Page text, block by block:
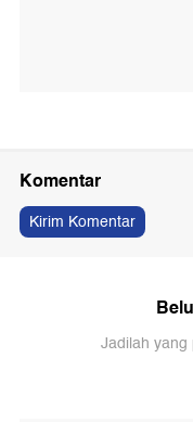
Komentar
Kirim Komentar
Jadilah